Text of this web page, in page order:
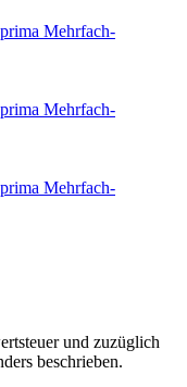
Mehrfach-
Mehrfach-
Mehrfach-
und zuzüglich
beschrieben.